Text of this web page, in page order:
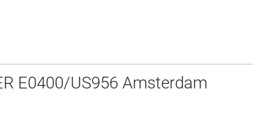
E0400/US956 Amsterdam